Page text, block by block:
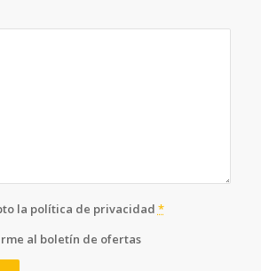
la política de privacidad *
al boletín de ofertas